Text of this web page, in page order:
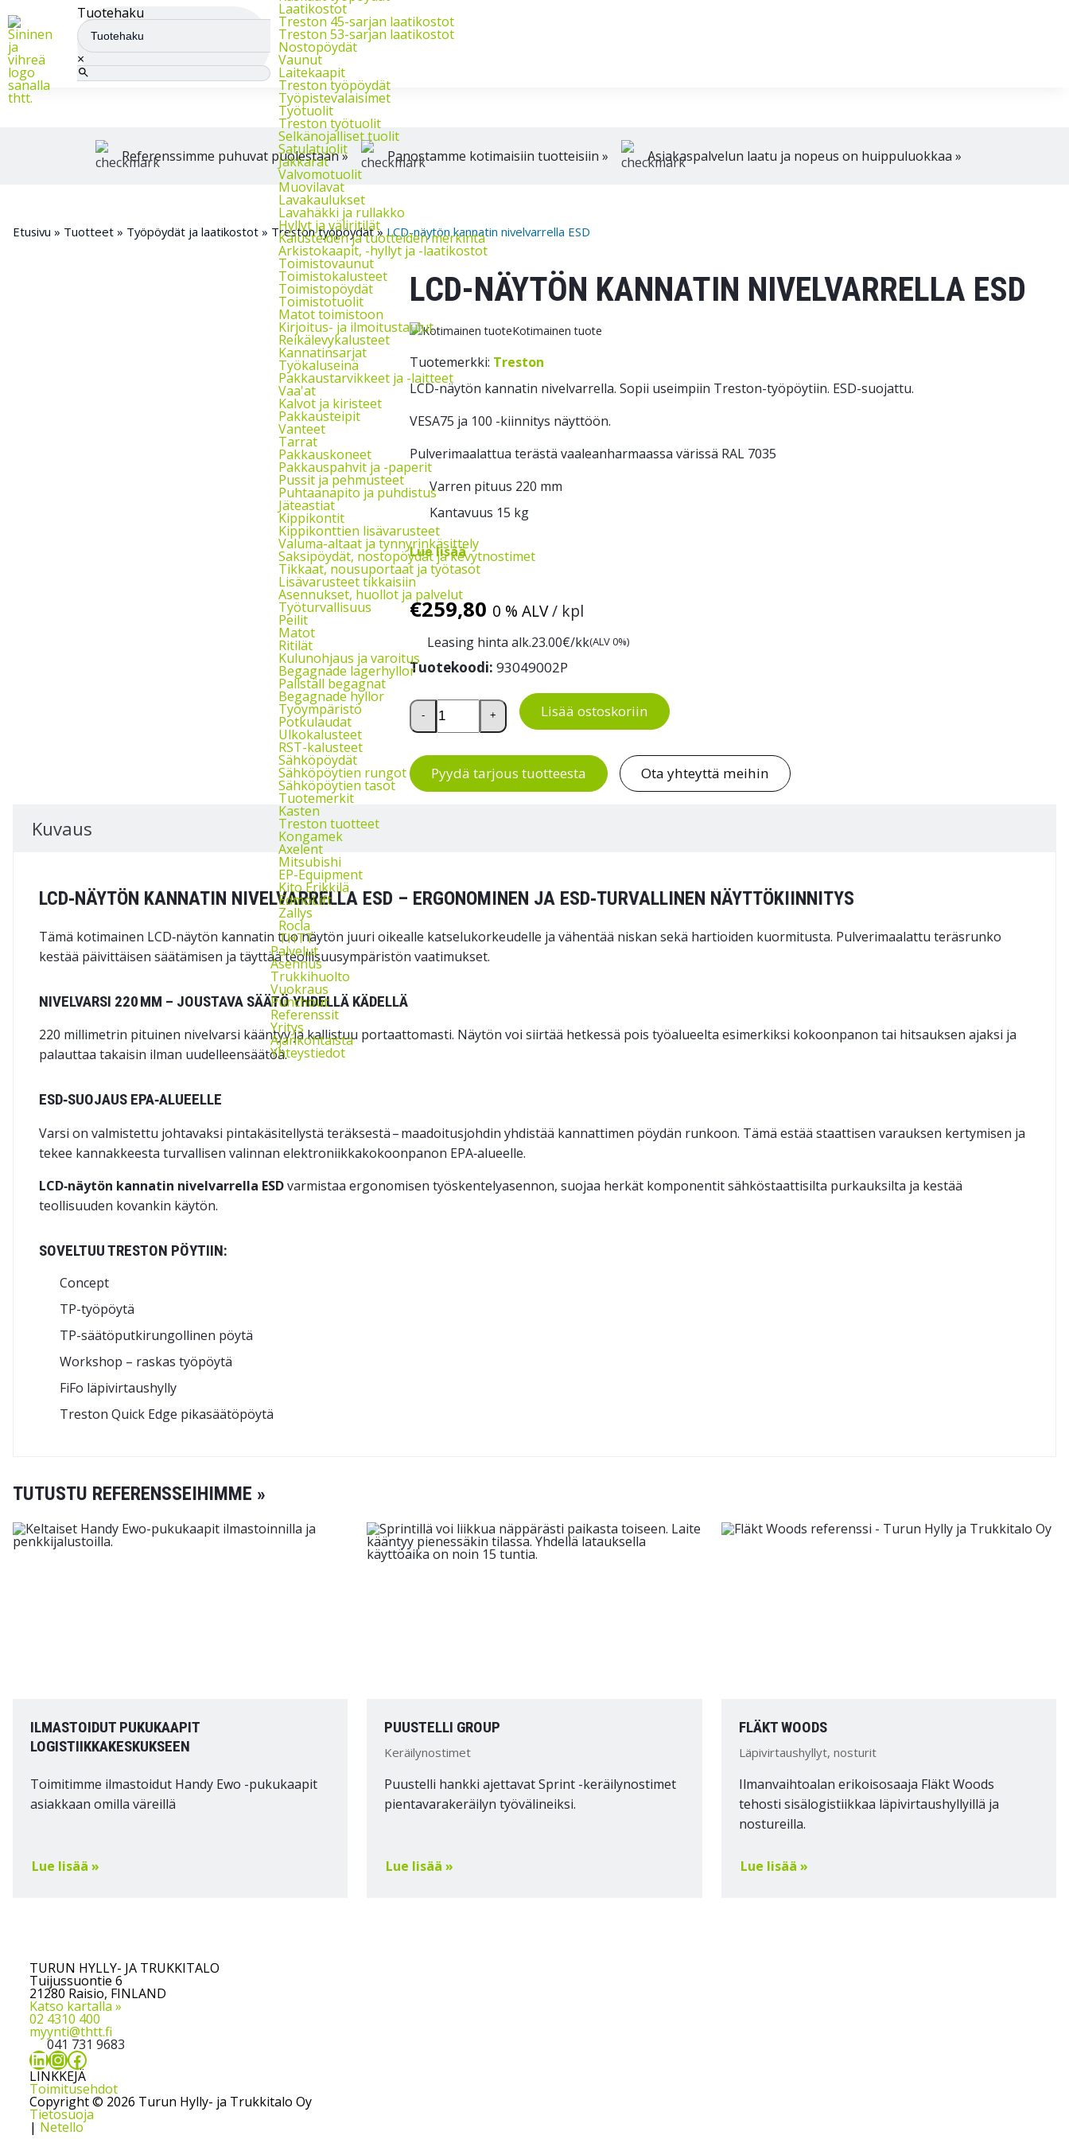
Tuotehaku
×
Laatikostot
Treston 45-sarjan laatikostot
Treston 53-sarjan laatikostot
Nostopöydät
Vaunut
Laitekaapit
Treston työpöydät
Työpistevalaisimet
Työtuolit
Treston työtuolit
Selkänojalliset tuolit
Satulatuolit
Jakkarat
Valvomotuolit
Muovilavat
Lavakaulukset
Lavahäkki ja rullakko
Hyllyt ja väliritilät
Kalusteiden ja tuotteiden merkintä
Arkistokaapit, -hyllyt ja -laatikostot
Toimistovaunut
Toimistokalusteet
Toimistopöydät
Toimistotuolit
Matot toimistoon
Kirjoitus- ja ilmoitustaulut
Reikälevykalusteet
Kannatinsarjat
Työkaluseinä
Pakkaustarvikkeet ja -laitteet
Vaa'at
Kalvot ja kiristeet
Pakkausteipit
Vanteet
Tarrat
Pakkauskoneet
Pakkauspahvit ja -paperit
Pussit ja pehmusteet
Puhtaanapito ja puhdistus
Jäteastiat
Kippikontit
Kippikonttien lisävarusteet
Valuma-altaat ja tynnyrinkäsittely
Saksipöydät, nostopöydät ja kevytnostimet
Tikkaat, nousuportaat ja työtasot
Lisävarusteet tikkaisiin
Asennukset, huollot ja palvelut
Työturvallisuus
Peilit
Matot
Ritilät
Kulunohjaus ja varoitus
Begagnade lagerhyllor
Pallställ begagnat
Begagnade hyllor
Työympäristö
Potkulaudat
Ulkokalusteet
RST-kalusteet
Sähköpöydät
Sähköpöytien rungot
Sähköpöytien tasot
Tuotemerkit
Kasten
Treston tuotteet
Kongamek
Axelent
Mitsubishi
EP-Equipment
Kito Erikkilä
EdmoLift
Zallys
Rocla
THTT
Palvelut
Asennus
Trukkihuolto
Vuokraus
Punchout
Referenssit
Yritys
Ajankohtaista
Yhteystiedot
Referenssimme puhuvat puolestaan » Panostamme kotimaisiin tuotteisiin » Asiakaspalvelun laatu ja nopeus on huippuluokkaa »
Etusivu » Tuotteet » Työpöydät ja laatikostot » Treston työpöydät»LCD-näytön kannatin nivelvarrella ESD
LCD-NÄYTÖN KANNATIN NIVELVARRELLA ESD
Kotimainen tuote
Tuotemerkki: Treston
LCD-näytön kannatin nivelvarrella. Sopii useimpiin Treston-työpöytiin. ESD-suojattu.
VESA75 ja 100 -kiinnitys näyttöön.
Pulverimaalattua terästä vaaleanharmaassa värissä RAL 7035
Varren pituus 220 mm
Kantavuus 15 kg
Lue lisää
€259,80 0 % ALV/ kpl
Leasing hinta alk.23.00€/kk(ALV 0%)
Tuotekoodi: 93049002P
LCD-näytön kannatin nivelvarrella ESD määrä
- + Lisää ostoskoriin
Pyydä tarjous tuotteesta Ota yhteyttä meihin
Kuvaus
LCD‑NÄYTÖN KANNATIN NIVELVARRELLA ESD – ERGONOMINEN JA ESD‑TURVALLINEN NÄYTTÖKIINNITYS
Tämä kotimainen LCD‑näytön kannatin tuo näytön juuri oikealle katselu­korkeudelle ja vähentää niskan sekä hartioiden kuormitusta. Pulverimaalattu teräsrunko
kestää päivittäisen säätämisen ja täyttää teollisuus­ympäristön vaatimukset.
NIVELVARSI 220 MM – JOUSTAVA SÄÄTÖ YHDELLÄ KÄDELLÄ
220 millimetrin pituinen nivelvarsi kääntyy ja kallistuu portaattomasti. Näytön voi siirtää hetkessä pois työalueelta esimerkiksi kokoonpanon tai hitsauksen ajaksi ja
palauttaa takaisin ilman uudelleensäätöä.
ESD‑SUOJAUS EPA‑ALUEELLE
Varsi on valmistettu johtavaksi pintakäsitellystä teräksestä – maadoitusjohdin yhdistää kannattimen pöydän runkoon. Tämä estää staattisen varauksen kertymisen ja
tekee kannakkeesta turvallisen valinnan elektroniikka­kokoonpanon EPA‑alueelle.
LCD‑näytön kannatin nivelvarrella ESDvarmistaa ergonomisen työskentely­asennon, suojaa herkät komponentit sähkö­staattisilta purkauksilta ja kestää
teollisuuden kovankin käytön.
SOVELTUU TRESTON PÖYTIIN:
Concept
TP-työpöytä
TP-säätöputkirungollinen pöytä
Workshop – raskas työpöytä
FiFo läpivirtaushylly
Treston Quick Edge pikasäätöpöytä
TUTUSTU REFERENSSEIHIMME »
ILMASTOIDUT PUKUKAAPIT
LOGISTIIKKAKESKUKSEEN
Toimitimme ilmastoidut Handy Ewo -pukukaapit
asiakkaan omilla väreillä
Lue lisää »
PUUSTELLI GROUP
Keräilynostimet
Puustelli hankki ajettavat Sprint -keräilynostimet
pientavarakeräilyn työvälineiksi.
Lue lisää »
FLÄKT WOODS
Läpivirtaushyllyt, nosturit
Ilmanvaihtoalan erikoisosaaja Fläkt Woods
tehosti sisälogistiikkaa läpivirtaushyllyillä ja
nostureilla.
Lue lisää »
TURUN HYLLY- JA TRUKKITALO
Tuijussuontie 6
21280 Raisio, FINLAND
Katso kartalla »
02 4310 400
myynti@thtt.fi
041 731 9683
LinkedIn
Instagram
Facebook
LINKKEJÄ
Toimitusehdot
Copyright © 2026 Turun Hylly- ja Trukkitalo Oy
Tietosuoja
| Netello